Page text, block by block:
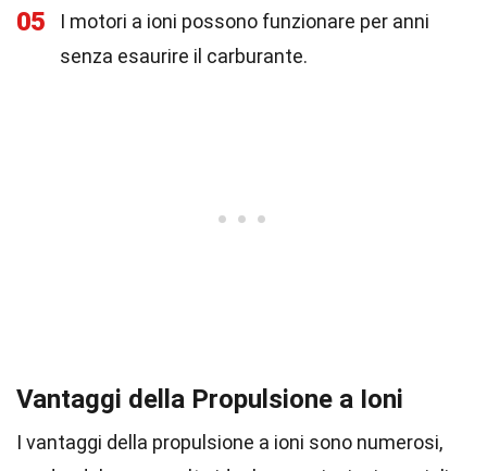
05
I motori a ioni possono funzionare per anni
senza esaurire il carburante.
Vantaggi della Propulsione a Ioni
I vantaggi della propulsione a ioni sono numerosi,